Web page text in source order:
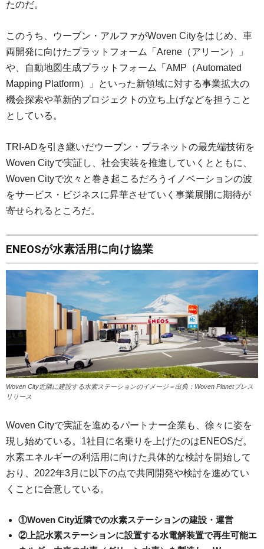
たのだ。
このうち、ウーブン・アルファがWoven Cityをはじめ、車
両開発に向けたプラットフォーム「Arene（アリーン）」
や、自動地図生成プラットフォーム「AMP（Automated
Mapping Platform）」といった新領域に対する事業拡大の
機会探索や革新的プロジェクトの立ち上げなどを担うこと
としている。
TRI-ADを引き継いだウーブン・プラネットの最先端技術を
Woven Cityで実証し、社会実装を推進していくとともに、
Woven Cityで次々と巻き起こるだろうイノベーションの波
をサービス・ビジネスに昇華させていく事業展開に期待が
寄せられるところだ。
ENEOSが水素活用に向け協業
Woven City近隣に建設する水素ステーションのイメージ＝出典：Woven Planetプレス
リリース
Woven Cityで実証を進めるパートナー企業も、徐々に姿を
現し始めている。1社目に名乗りを上げたのはENEOSだ。
水素エネルギーの利活用に向けた具体的な検討を開始して
おり、2022年3月に以下の点で共同開発や検討を進めてい
くことに合意している。
①Woven City近隣での水素ステーションの建設・運営
②上記水素ステーションに設置する水電解装置で再生可能エ